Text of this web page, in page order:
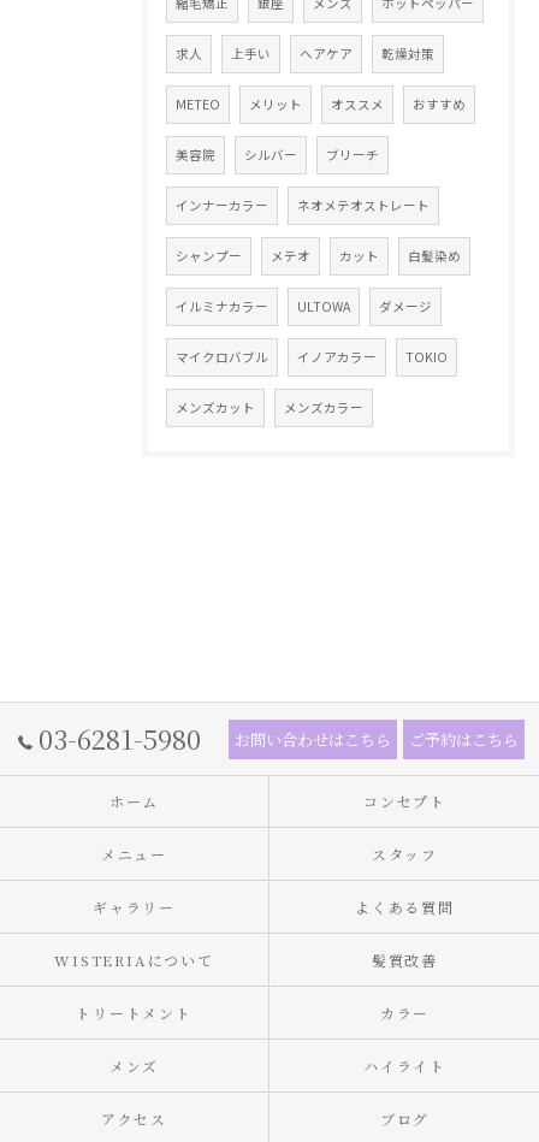
求人 上手い ヘアケア 乾燥対策
METEO メリット オススメ おすすめ
美容院 シルバー ブリーチ
インナーカラー ネオメテオストレート
シャンプー メテオ カット 白髪染め
イルミナカラー ULTOWA ダメージ
マイクロバブル イノアカラー TOKIO
メンズカット メンズカラー
03-6281-5980 お問い合わせはこちら ご予約はこちら
ホーム コンセプト
メニュー スタッフ
ギャラリー よくある質問
WISTERIAについて 髪質改善
トリートメント カラー
メンズ ハイライト
アクセス ブログ